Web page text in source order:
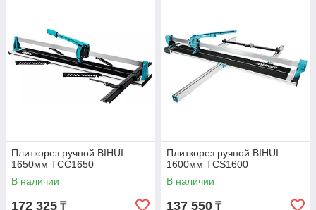
Плиткорез ручной BIHUI
1650мм TCC1650
В наличии
172 325 ₸
Плиткорез ручной BIHUI
1600мм TCS1600
В наличии
137 550 ₸